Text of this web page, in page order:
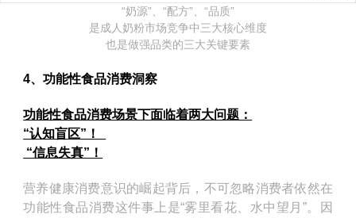
“奶源”、“配方”、“品质”
是成人奶粉市场竞争中三大核心维度
也是做强品类的三大关键要素
4、功能性食品消费洞察
功能性食品消费场景下面临着两大问题：
“认知盲区”！
“信息失真”！
营养健康消费意识的崛起背后，不可忽略消费者依然在
功能性食品消费这件事上是“雾里看花、水中望月”。因